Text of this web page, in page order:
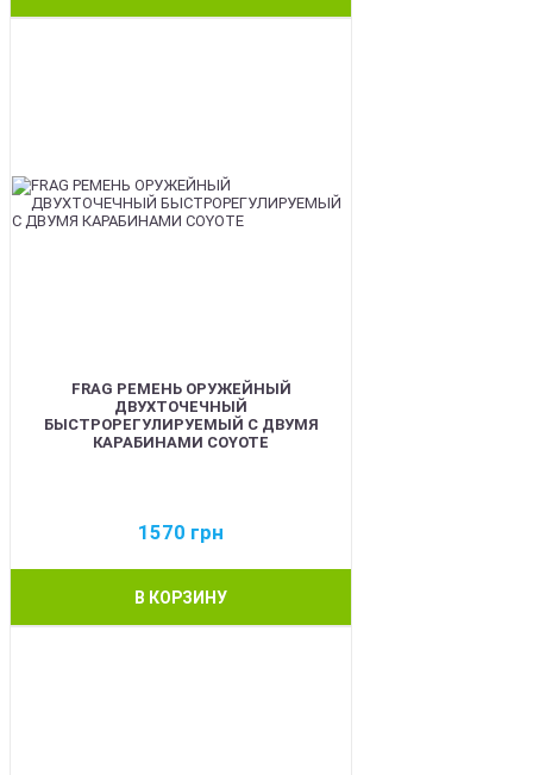
FRAG РЕМЕНЬ ОРУЖЕЙНЫЙ
ДВУХТОЧЕЧНЫЙ
БЫСТРОРЕГУЛИРУЕМЫЙ С ДВУМЯ
КАРАБИНАМИ COYOTE
1570 грн
В КОРЗИНУ